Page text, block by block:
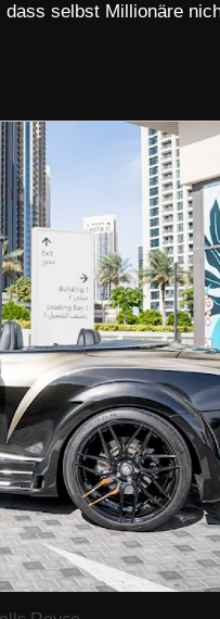
selbst Millionäre